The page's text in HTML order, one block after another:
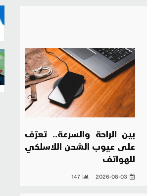
بين الراحة والسرعة.. تعرّف
على عيوب الشحن اللاسلكي
للهواتف
2026-08-03
147